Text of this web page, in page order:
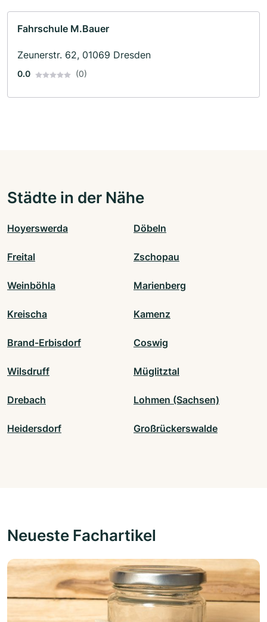
Fahrschule M.Bauer
Zeunerstr. 62, 01069 Dresden
0.0 (0)
Städte in der Nähe
Hoyerswerda Döbeln
Freital Zschopau
Weinböhla Marienberg
Kreischa Kamenz
Brand-Erbisdorf Coswig
Wilsdruff Müglitztal
Drebach Lohmen (Sachsen)
Heidersdorf Großrückerswalde
Neueste Fachartikel